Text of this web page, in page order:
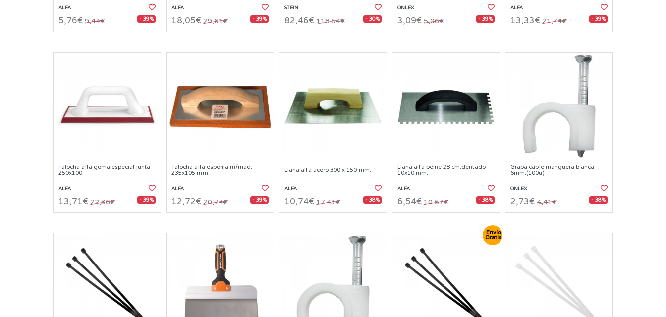
ALFA
5,76€ 9,44€ - 39%
ALFA
18,05€ 29,61€ - 39%
STEIN
82,46€ 118,54€ - 30%
ONLEX
3,09€ 5,06€ - 39%
ALFA
13,33€ 21,74€ - 39%
Talocha alfa goma especial junta
250x100
ALFA
13,71€ 22,36€ - 39%
Talocha alfa esponja m/mad.
235x105 mm.
ALFA
12,72€ 20,74€ - 39%
Llana alfa acero 300 x 150 mm.
ALFA
10,74€ 17,43€ - 38%
Llana alfa peine 28 cm.dentado
10x10 mm.
ALFA
6,54€ 10,57€ - 38%
Grapa cable manguera blanca
6mm.(100u)
ONLEX
2,73€ 4,41€ - 38%
Envío
Gratis